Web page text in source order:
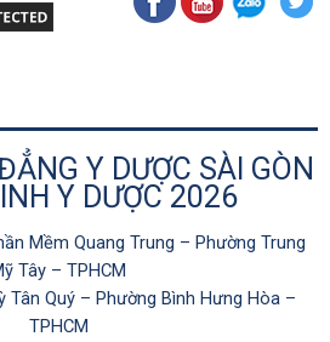
Y DƯỢC SÀI GÒN
Y DƯỢC 2026
Mềm Quang Trung – Phường Trung
Tây – TPHCM
Tân Quý – Phường Bình Hưng Hòa –
TPHCM